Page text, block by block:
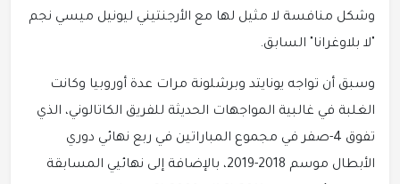
وشكل منافسة لا مثيل لها مع الأرجنتيني ليونيل ميسي نجم
"لا بلاوغرانا" السابق.
وسبق أن تواجه يونايتد وبرشلونة مرات عدة أوروبيا وكانت
الغلبة في غالبية المواجهات الحديثة للفريق الكاتالوني، الذي
تفوق 4-صفر في مجموع المباراتين في ربع نهائي دوري
الأبطال موسم 2018-2019، بالإضافة إلى نهائيي المسابقة